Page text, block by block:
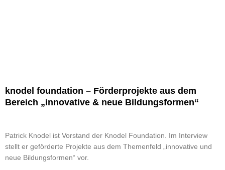
knodel foundation – Förderprojekte aus dem
Bereich „innovative & neue Bildungsformen“
Patrick Knodel ist Vorstand der Knodel Foundation. Im Interview
stellt er geförderte Projekte aus dem Themenfeld „innovative und
neue Bildungsformen“ vor.